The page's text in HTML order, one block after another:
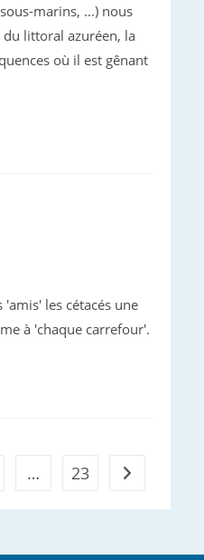
marins, ...) nous
littoral azuréen, la
où il est gênant
les cétacés une
à 'chaque carrefour'.
… 23 Aller à la